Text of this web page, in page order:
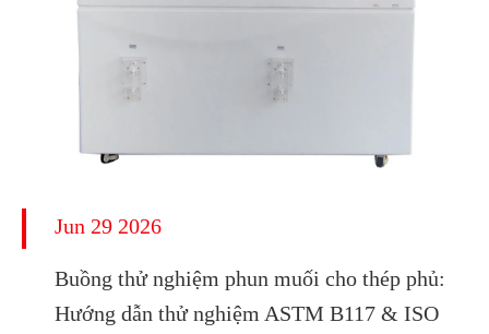
Jun 29 2026
Buồng thử nghiệm phun muối cho thép phủ:
Hướng dẫn thử nghiệm ASTM B117 & ISO